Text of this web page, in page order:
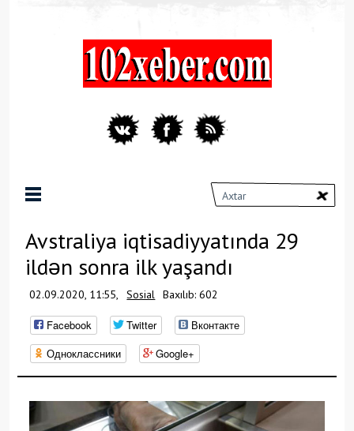
Avstraliya iqtisadiyyatında 29
ildən sonra ilk yaşandı
02.09.2020, 11:55, Sosial Baxılıb: 602
Facebook Twitter
Вконтакте
Одноклассники
Google+